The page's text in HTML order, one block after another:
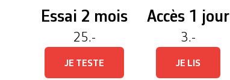
Essai 2 mois
25.-
JE TESTE
Accès 1 jour
3.-
JE LIS